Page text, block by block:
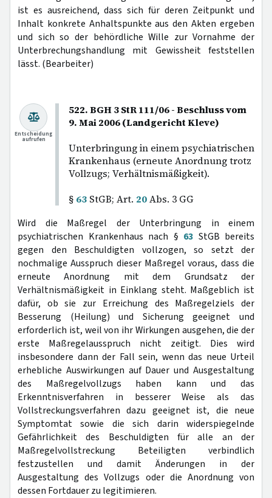
ist es ausreichend, dass sich für deren Zeitpunkt und
Inhalt konkrete Anhaltspunkte aus den Akten ergeben
und sich so der behördliche Wille zur Vornahme der
Unterbrechungshandlung mit Gewissheit feststellen
lässt. (Bearbeiter)
522. BGH 3 StR 111/06 - Beschluss vom
9. Mai 2006 (Landgericht Kleve)
Unterbringung in einem psychiatrischen
Krankenhaus (erneute Anordnung trotz
Vollzugs; Verhältnismäßigkeit).
§ 63 StGB; Art. 20Abs. 3 GG
Entscheidung
aufrufen
Wird die Maßregel der Unterbringung in einem
psychiatrischen Krankenhaus nach § 63 StGB bereits
gegen den Beschuldigten vollzogen, so setzt der
nochmalige Ausspruch dieser Maßregel voraus, dass die
erneute Anordnung mit dem Grundsatz der
Verhältnismäßigkeit in Einklang steht. Maßgeblich ist
dafür, ob sie zur Erreichung des Maßregelziels der
Besserung (Heilung) und Sicherung geeignet und
erforderlich ist, weil von ihr Wirkungen ausgehen, die der
erste Maßregelausspruch nicht zeitigt. Dies wird
insbesondere dann der Fall sein, wenn das neue Urteil
erhebliche Auswirkungen auf Dauer und Ausgestaltung
des Maßregelvollzugs haben kann und das
Erkenntnisverfahren in besserer Weise als das
Vollstreckungsverfahren dazu geeignet ist, die neue
Symptomtat sowie die sich darin widerspiegelnde
Gefährlichkeit des Beschuldigten für alle an der
Maßregelvollstreckung Beteiligten verbindlich
festzustellen und damit Änderungen in der
Ausgestaltung des Vollzugs oder die Anordnung von
dessen Fortdauer zu legitimieren.